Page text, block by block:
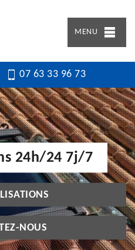
MENU
07 63 33 96 73
24h/24 7j/7
NOUS